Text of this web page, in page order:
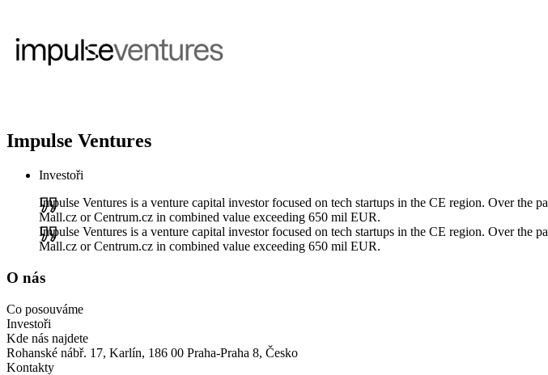
Impulse Ventures
Investoři
Impulse Ventures is a venture capital investor focused on tech startups in the CE region. Over
Mall.cz or Centrum.cz in combined value exceeding 650 mil EUR.
Impulse Ventures is a venture capital investor focused on tech startups in the CE region. Over
Mall.cz or Centrum.cz in combined value exceeding 650 mil EUR.
O nás
Co posouváme
Investoři
Kde nás najdete
Rohanské nábř. 17, Karlín, 186 00 Praha-Praha 8, Česko
Kontakty